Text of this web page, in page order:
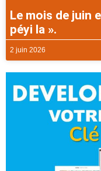
Le mois de juin
péyi la ».
2 juin 2026